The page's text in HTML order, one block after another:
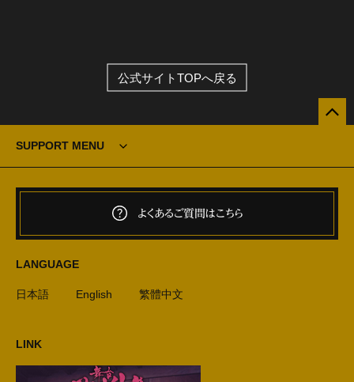
公式サイトTOPへ戻る
SUPPORT MENU
よくあるご質問はこちら
LANGUAGE
日本語 English 繁體中文
LINK